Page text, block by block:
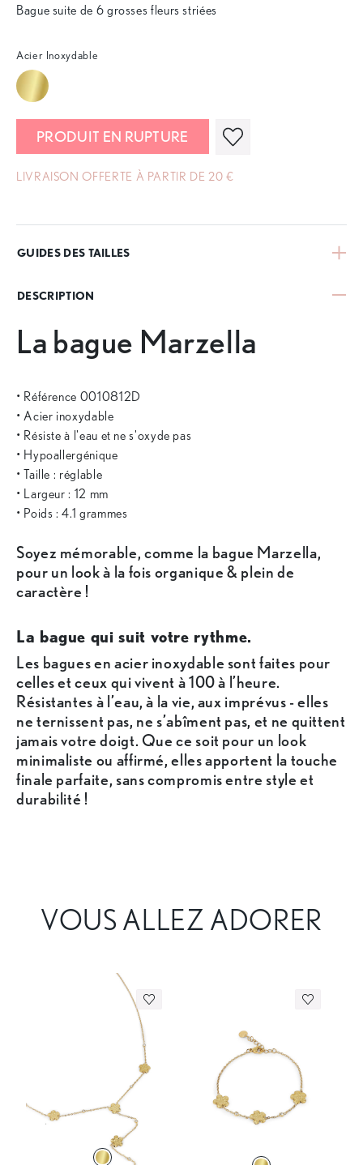
Bague suite de 6 grosses fleurs striées
Acier Inoxydable
PRODUIT EN RUPTURE
LIVRAISON OFFERTE À PARTIR DE 20 €
GUIDES DES TAILLES
DESCRIPTION
La bague Marzella
• Référence 0010812D
• Acier inoxydable
• Résiste à l'eau et ne s'oxyde pas
• Hypoallergénique
• Taille : réglable
• Largeur : 12 mm
• Poids : 4.1 grammes
Soyez mémorable, comme la bague Marzella,
pour un look à la fois organique & plein de
caractère !
La bague qui suit votre rythme.
Les bagues en acier inoxydable sont faites pour
celles et ceux qui vivent à 100 à l’heure.
Résistantes à l’eau, à la vie, aux imprévus - elles
ne ternissent pas, ne s’abîment pas, et ne quittent
jamais votre doigt. Que ce soit pour un look
minimaliste ou affirmé, elles apportent la touche
finale parfaite, sans compromis entre style et
durabilité !
VOUS ALLEZ ADORER